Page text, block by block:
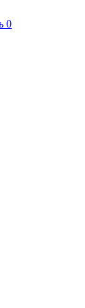
0